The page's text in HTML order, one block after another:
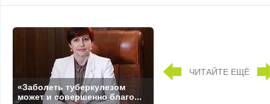
«Заболеть туберкулезом
может и совершенно благо...
ЧИТАЙТЕ ЕЩЁ